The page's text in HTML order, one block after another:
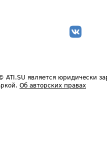
ATI.SU является юридически
Об авторских правах